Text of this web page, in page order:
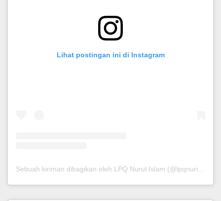
Lihat postingan ini di Instagram